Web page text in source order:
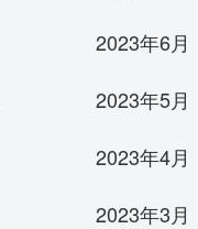
2023年6月
2023年5月
2023年4月
2023年3月